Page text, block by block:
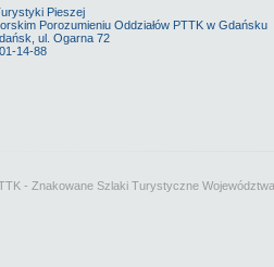
Pieszej
Porozumieniu Oddziałów PTTK w Gdańsku
ul. Ogarna 72
14-88
- Znakowane Szlaki Turystyczne